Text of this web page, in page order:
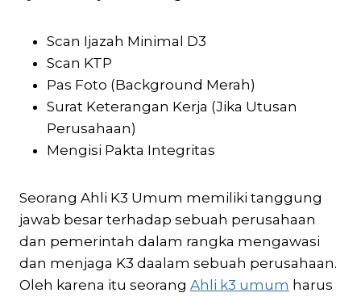
Scan Ijazah Minimal D3
Scan KTP
Pas Foto (Background Merah)
Surat Keterangan Kerja (Jika Utusan
Perusahaan)
Mengisi Pakta Integritas
Seorang Ahli K3 Umum memiliki tanggung
jawab besar terhadap sebuah perusahaan
dan pemerintah dalam rangka mengawasi
dan menjaga K3 daalam sebuah perusahaan.
Oleh karena itu seorang Ahli k3 umum harus